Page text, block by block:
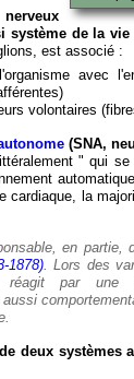
système de la
est associé :
avec
volontaires
(SNA,
" qui
cardiaque, la
en partie,
1878). Lors des
réagit par une
deux systèmes